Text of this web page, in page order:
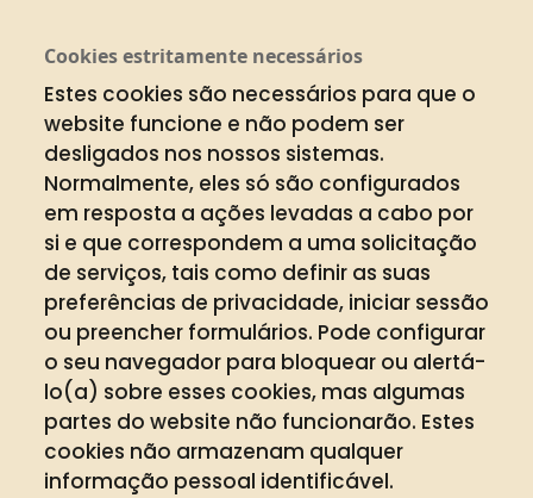
Cookies estritamente necessários
Estes cookies são necessários para que o
website funcione e não podem ser
desligados nos nossos sistemas.
Normalmente, eles só são configurados
em resposta a ações levadas a cabo por
si e que correspondem a uma solicitação
de serviços, tais como definir as suas
preferências de privacidade, iniciar sessão
ou preencher formulários. Pode configurar
o seu navegador para bloquear ou alertá-
lo(a) sobre esses cookies, mas algumas
partes do website não funcionarão. Estes
cookies não armazenam qualquer
informação pessoal identificável.